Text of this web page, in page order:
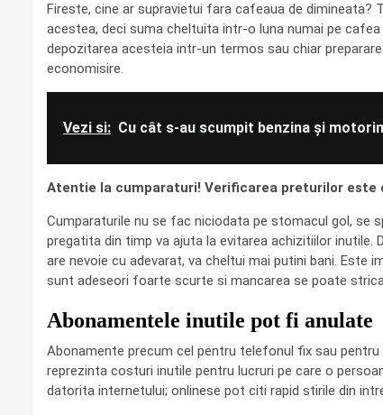
Fireste, cine ar supravietui fara cafeaua de dimineata?
acestea, deci suma cheltuita intr-o luna numai pe
depozitarea acesteia intr-un termos sau chiar
economisire.
Vezi si: Cu cât s-au scumpit benzina și
Atentie la cumparaturi! Verificarea preturilor este
Cumparaturile nu se fac niciodata pe stomacul gol, se
pregatita din timp va ajuta la evitarea achizitiilor
are nevoie cu adevarat, va cheltui mai putini bani. Este
sunt adeseori foarte scurte si mancarea se poate
Abonamentele inutile pot fi anulate
Abonamente precum cel pentru telefonul fix sau
reprezinta costuri inutile pentru lucruri pe care o
datorita internetului; onlinese pot citi rapid stirile din